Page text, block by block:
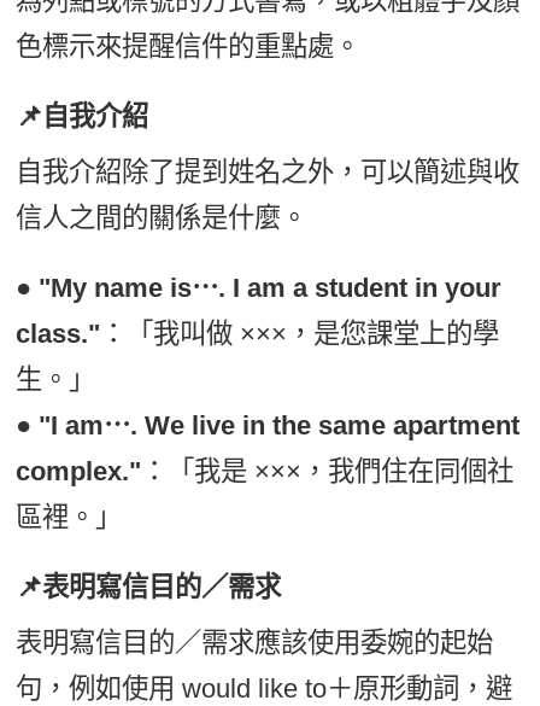
色標示來提醒信件的重點處。
📌自我介紹
自我介紹除了提到姓名之外，可以簡述與收
信人之間的關係是什麼。
● "My name is⋯. I am a student in your
class." ：「我叫做 ×××，是您課堂上的學
生。」
● "I am⋯. We live in the same apartment
complex." ：「我是 ×××，我們住在同個社
區裡。」
📌表明寫信目的／需求
表明寫信目的／需求應該使用委婉的起始
句，例如使用 would like to＋原形動詞，避